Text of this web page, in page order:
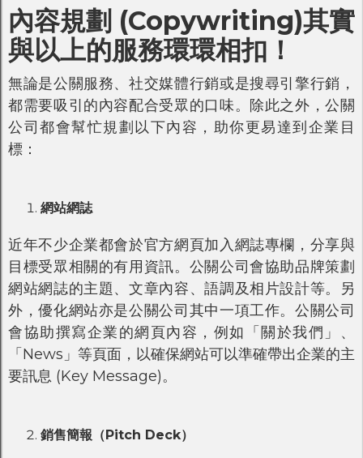
內容規劃 (Copywriting)其實
與以上的服務環環相扣！
無論是公關服務、社交媒體行銷或是搜尋引擎行銷，
都需要吸引的內容配合受眾的口味。除此之外，公關
公司都會幫忙規劃以下內容，助你更易達到企業目
標：
網站網誌
近年不少企業都會於官方網頁加入網誌專欄，分享與
目標受眾相關的有用資訊。公關公司會協助品牌策劃
網站網誌的主題、文章內容、語調及相片設計等。另
外，優化網站亦是公關公司其中一項工作。公關公司
會協助撰寫企業的網頁內容，例如「關於我們」、
「News」等頁面，以確保網站可以準確帶出企業的主
要訊息 (Key Message)。
銷售簡報（Pitch Deck）